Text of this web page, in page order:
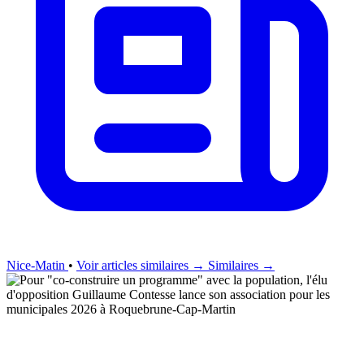
Nice-Matin • Voir articles similaires → Similaires →